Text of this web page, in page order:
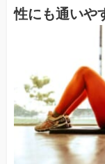
性にも通いや